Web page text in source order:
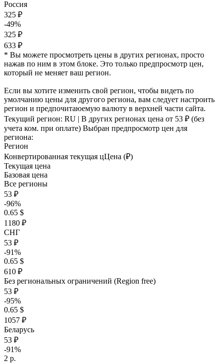
Россия
325 ₽
-49%
325 ₽
633 ₽
* Вы можете просмотреть цены в других регионах, просто
нажав по ним в этом блоке. Это только предпросмотр цен,
который не меняет ваш регион.
Если вы хотите изменить свой регион, чтобы видеть по
умолчанию цены для другого региона, вам следует настроить
регион и предпочитаюемую валюту в верхней части сайта.
Текущий регион: RU | В других регионах цена от 53 ₽ (без
учета ком. при оплате) Выбран предпросмотр цен для
региона:
Регион
Конвертированная текущая цЦена (₽)
Текущая цена
Базовая цена
Все регионы
53 ₽
-96%
0.65 $
1180 ₽
СНГ
53 ₽
-91%
0.65 $
610 ₽
Без региональных ограничений (Region free)
53 ₽
-95%
0.65 $
1057 ₽
Беларусь
53 ₽
-91%
2 р.